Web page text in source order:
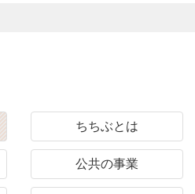
ちちぶとは
公共の事業